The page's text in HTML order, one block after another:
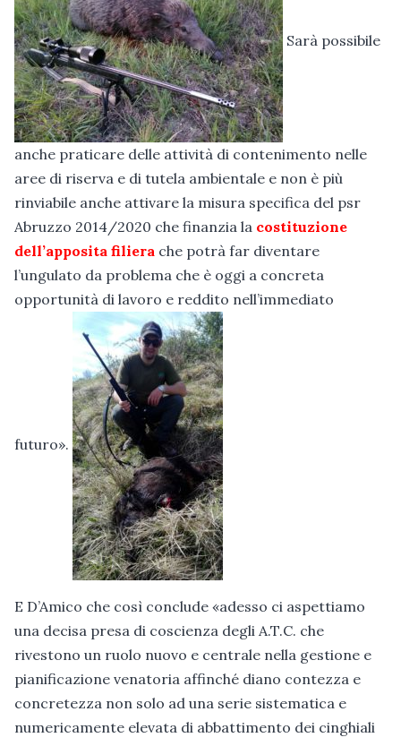
Sarà possibile
anche praticare delle attività di contenimento nelle
aree di riserva e di tutela ambientale e non è più
rinviabile anche attivare la misura specifica del psr
Abruzzo 2014/2020 che finanzia la costituzione
dell’apposita filiera che potrà far diventare
l’ungulato da problema che è oggi a concreta
opportunità di lavoro e reddito nell’immediato
futuro».
E D’Amico che così conclude «adesso ci aspettiamo
una decisa presa di coscienza degli A.T.C. che
rivestono un ruolo nuovo e centrale nella gestione e
pianificazione venatoria affinché diano contezza e
concretezza non solo ad una serie sistematica e
numericamente elevata di abbattimento dei cinghiali